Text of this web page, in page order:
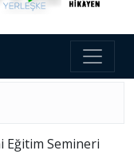
Eğitim Semineri